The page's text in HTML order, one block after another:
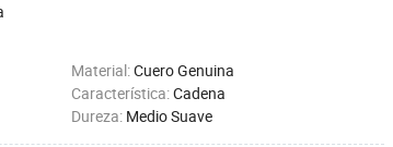
Material:Cuero Genuina
Característica:Cadena
Dureza: Medio Suave